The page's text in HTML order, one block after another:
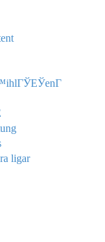
ligar